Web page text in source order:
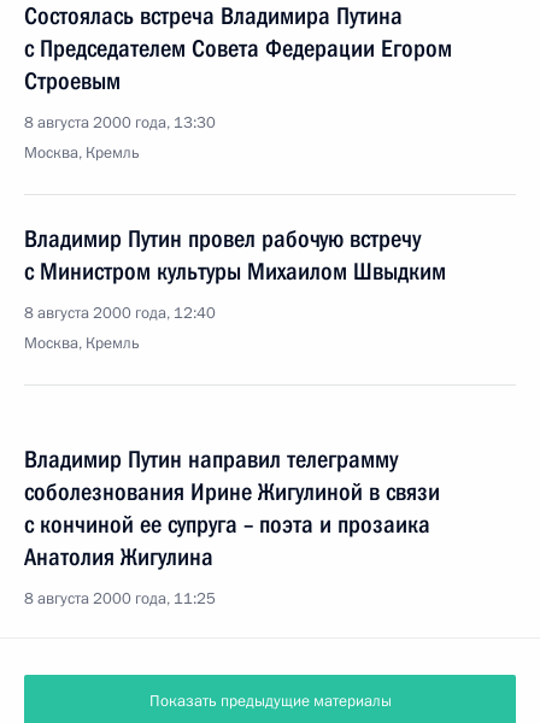
Состоялась встреча Владимира Путина
с Председателем Совета Федерации Егором
Строевым
8 августа 2000 года, 13:30
Москва, Кремль
Владимир Путин провел рабочую встречу
с Министром культуры Михаилом Швыдким
8 августа 2000 года, 12:40
Москва, Кремль
Владимир Путин направил телеграмму
соболезнования Ирине Жигулиной в связи
с кончиной ее супруга – поэта и прозаика
Анатолия Жигулина
8 августа 2000 года, 11:25
Показать предыдущие материалы